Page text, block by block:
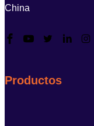
China
Productos